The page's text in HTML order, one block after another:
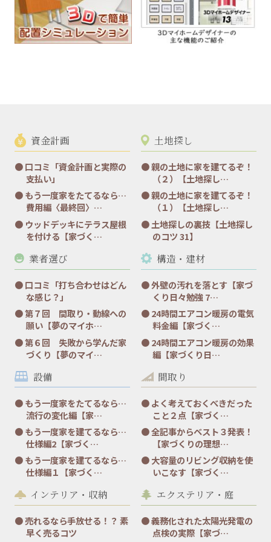
資金計画
口コミ「資金計画と実際の
支払い」
もう一度家をたてるなら…
費用編〈最終回〉…
ウッドデッキにテラス屋根
を付ける【家づく…
土地探し
親の土地に家を建てるぞ！
（２）【土地探し…
親の土地に家を建てるぞ！
（１）【土地探し…
土地探しの裏技【土地探し
のコツ 31】
業者選び
口コミ「打ち合わせはどん
な感じ？」
第７回 間取り・動線への
願い【夢のマイホ…
第６回 失敗から学んだ家
づくり【夢のマイ…
構造・建材
外壁の汚れを落とす【家づ
くり日々勉強 7…
24時間エアコン暖房の電気
料金編【家づく…
24時間エアコン暖房の効果
編【家づくり日…
設備
もう一度家をたてるなら…
流行の変化編【家…
もう一度家を建てるなら…
仕様編2【家づく…
もう一度家を建てるなら…
仕様編１【家づく…
間取り
よく考えておくべきだった
こと２点【家づく…
全記事からベスト３発表！
【家づくりの理想…
大容量のリビング収納を使
いこなす【家づく…
インテリア・収納
売れるなら手放せる！？ 素
早く売るコツ
エクステリア・庭
義務化された太陽光発電の
点検の実際【家づ…